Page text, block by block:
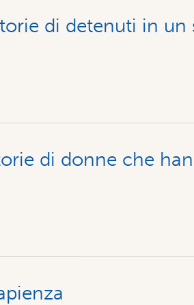
di detenuti in un
di donne che